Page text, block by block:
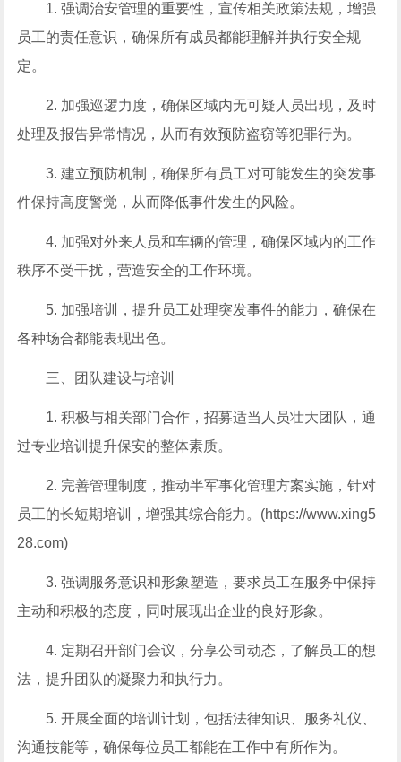
1. 强调治安管理的重要性，宣传相关政策法规，增强
员工的责任意识，确保所有成员都能理解并执行安全规
定。
2. 加强巡逻力度，确保区域内无可疑人员出现，及时
处理及报告异常情况，从而有效预防盗窃等犯罪行为。
3. 建立预防机制，确保所有员工对可能发生的突发事
件保持高度警觉，从而降低事件发生的风险。
4. 加强对外来人员和车辆的管理，确保区域内的工作
秩序不受干扰，营造安全的工作环境。
5. 加强培训，提升员工处理突发事件的能力，确保在
各种场合都能表现出色。
三、团队建设与培训
1. 积极与相关部门合作，招募适当人员壮大团队，通
过专业培训提升保安的整体素质。
2. 完善管理制度，推动半军事化管理方案实施，针对
员工的长短期培训，增强其综合能力。(https://www.xing5
28.com)
3. 强调服务意识和形象塑造，要求员工在服务中保持
主动和积极的态度，同时展现出企业的良好形象。
4. 定期召开部门会议，分享公司动态，了解员工的想
法，提升团队的凝聚力和执行力。
5. 开展全面的培训计划，包括法律知识、服务礼仪、
沟通技能等，确保每位员工都能在工作中有所作为。